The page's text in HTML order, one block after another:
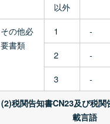
以外
その他必
要書類
1
-
2
-
3
-
(2)税関告知書CN23及び税関
載言語